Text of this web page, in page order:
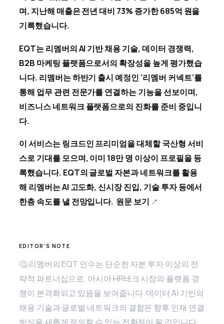
며, 지난해 매출은 전년 대비 73% 증가한 685억 원을
기록했습니다.
EQT는 리멤버의 AI 기반 채용 기술, 데이터 경쟁력,
B2B 마케팅 플랫폼으로서의 확장성을 높게 평가했습
니다. 리멤버는 하반기 출시 예정인 ‘리멤버 커넥트’를
통해 업무 관련 전문가를 연결하는 기능을 선보이며,
비즈니스 네트워크 플랫폼으로의 진화를 준비 중입니
다.
이 서비스는 링크드인 프리미엄을 대체할 국산형 서비
스로 기대를 모으며, 이미 18만 명 이상이 프로필을 등
록했습니다. EQT의 글로벌 자본과 네트워크를 활용
해 리멤버는 AI 고도화, 신시장 진입, 기술 투자 등에서
한층 속도를 낼 전망입니다. 원문 보기
🤔 리멤버의 EQT 인수는 단순한 자본 투자 이상의 전
략적 파트너십으로, 아시아 HR테크 시장의 플랫폼 경
쟁이 본격화되고 있음을 보여줍니다. 데이터·AI 기반의
채용 기술과 글로벌 네트워크의 결합은 향후 인재 연결